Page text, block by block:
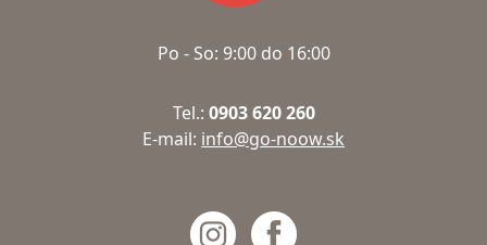
Po - So: 9:00 do 16:00
Tel.: 0903 620 260
E-mail: info@go-noow.sk